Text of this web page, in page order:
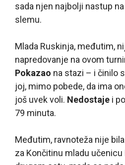
sada njen najbolji nastup
slemu.
Mlada Ruskinja, međutim,
napredovanje na ovom
Pokazao na stazi – i činilo
joj, mimo pobede, da ima
još uvek voli. Nedostaje i
79 minuta.
Međutim, ravnoteža nije
za Končitinu mladu učenicu